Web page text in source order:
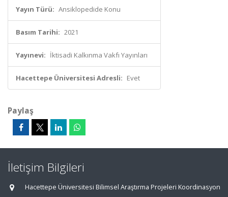
Yayın Türü: Ansiklopedide Konu
Basım Tarihi: 2021
Yayınevi: İktisadi Kalkınma Vakfı Yayınları
Hacettepe Üniversitesi Adresli: Evet
Paylaş
İletişim Bilgileri
Hacettepe Üniversitesi Bilimsel Araştırma Projeleri Koordinasyon